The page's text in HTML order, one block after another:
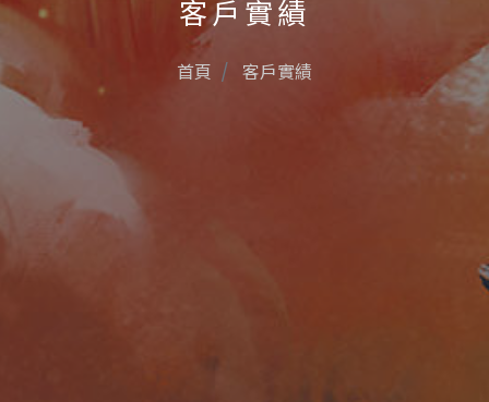
客戶實績
首頁 客戶實績